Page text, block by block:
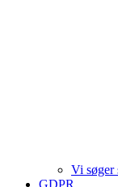
Vi søger
GDPR